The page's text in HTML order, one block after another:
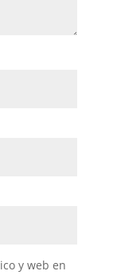
y web en